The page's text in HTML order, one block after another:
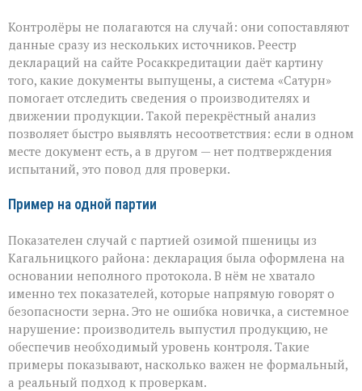
Контролёры не полагаются на случай: они сопоставляют
данные сразу из нескольких источников. Реестр
деклараций на сайте Росаккредитации даёт картину
того, какие документы выпущены, а система «Сатурн»
помогает отследить сведения о производителях и
движении продукции. Такой перекрёстный анализ
позволяет быстро выявлять несоответствия: если в одном
месте документ есть, а в другом — нет подтверждения
испытаний, это повод для проверки.
Пример на одной партии
Показателен случай с партией озимой пшеницы из
Кагальницкого района: декларация была оформлена на
основании неполного протокола. В нём не хватало
именно тех показателей, которые напрямую говорят о
безопасности зерна. Это не ошибка новичка, а системное
нарушение: производитель выпустил продукцию, не
обеспечив необходимый уровень контроля. Такие
примеры показывают, насколько важен не формальный,
а реальный подход к проверкам.